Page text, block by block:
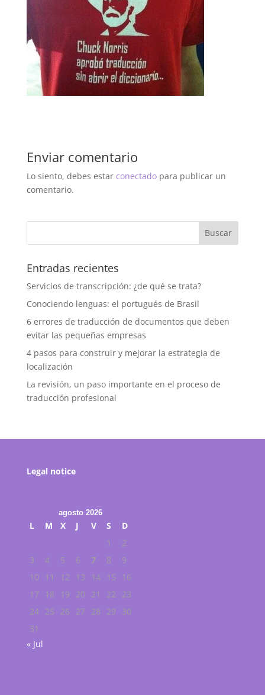
Enviar comentario
Lo siento, debes estar conectadopara publicar un
comentario.
Entradas recientes
Servicios de transcripción: ¿de qué se trata?
Conociendo lenguas: el portugués de Brasil
6 errores de traducción de documentos que deben
evitar las pequeñas empresas
4 pasos para construir y mejorar la estrategia de
localización
La revisión, un paso importante en el proceso de
traducción profesional
Legal notice
agosto 2026
L M X J V S
D
1
2
3
4 5 6 7 8
9
10
11 12 13 14 15
16
17
18 19 20 21 22
23
24 25 26 27 28 29
30
31
« Jul